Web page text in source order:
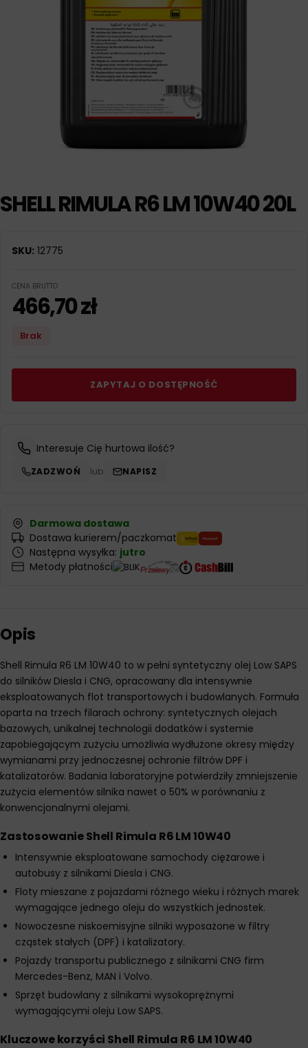
SHELL RIMULA R6 LM 10W40 20L
SKU: 12775
CENA BRUTTO
466,70zł
Brak
ZAPYTAJ O DOSTĘPNOŚĆ
Interesuje Cię hurtowa ilość?
ZADZWOŃ lub NAPISZ
Darmowa dostawa
Dostawa kurierem/paczkomat
Następna wysyłka: jutro
Metody płatności
Opis
Shell Rimula R6 LM 10W40 to w pełni syntetyczny olej Low SAPS
do silników Diesla i CNG, opracowany dla intensywnie
eksploatowanych flot transportowych i budowlanych. Formuła
oparta na trzech filarach ochrony: syntetycznych olejach
bazowych, unikalnej technologii dodatków i systemie
zapobiegającym zużyciu umożliwia wydłużone okresy między
wymianami przy jednoczesnej ochronie filtrów DPF i
katalizatorów. Badania laboratoryjne potwierdziły zmniejszenie
zużycia elementów silnika nawet o 50% w porównaniu z
konwencjonalnymi olejami.
Zastosowanie Shell Rimula R6 LM 10W40
Intensywnie eksploatowane samochody ciężarowe i
autobusy z silnikami Diesla i CNG.
Floty mieszane z pojazdami różnego wieku i różnych marek
wymagające jednego oleju do wszystkich jednostek.
Nowoczesne niskoemisyjne silniki wyposażone w filtry
cząstek stałych (DPF) i katalizatory.
Pojazdy transportu publicznego z silnikami CNG firm
Mercedes-Benz, MAN i Volvo.
Sprzęt budowlany z silnikami wysokoprężnymi
wymagającymi oleju Low SAPS.
Kluczowe korzyści Shell Rimula R6 LM 10W40